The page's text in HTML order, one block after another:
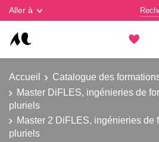
Aller à
Accueil Catalogue des
Master DiFLES, ingénieries de
pluriels
Master 2 DiFLES, ingénieries de
pluriels
Gestion des cookies